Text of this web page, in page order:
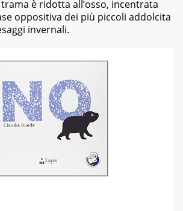
è ridotta all’osso, incentrata
oppositiva dei più piccoli addolcita
invernali.